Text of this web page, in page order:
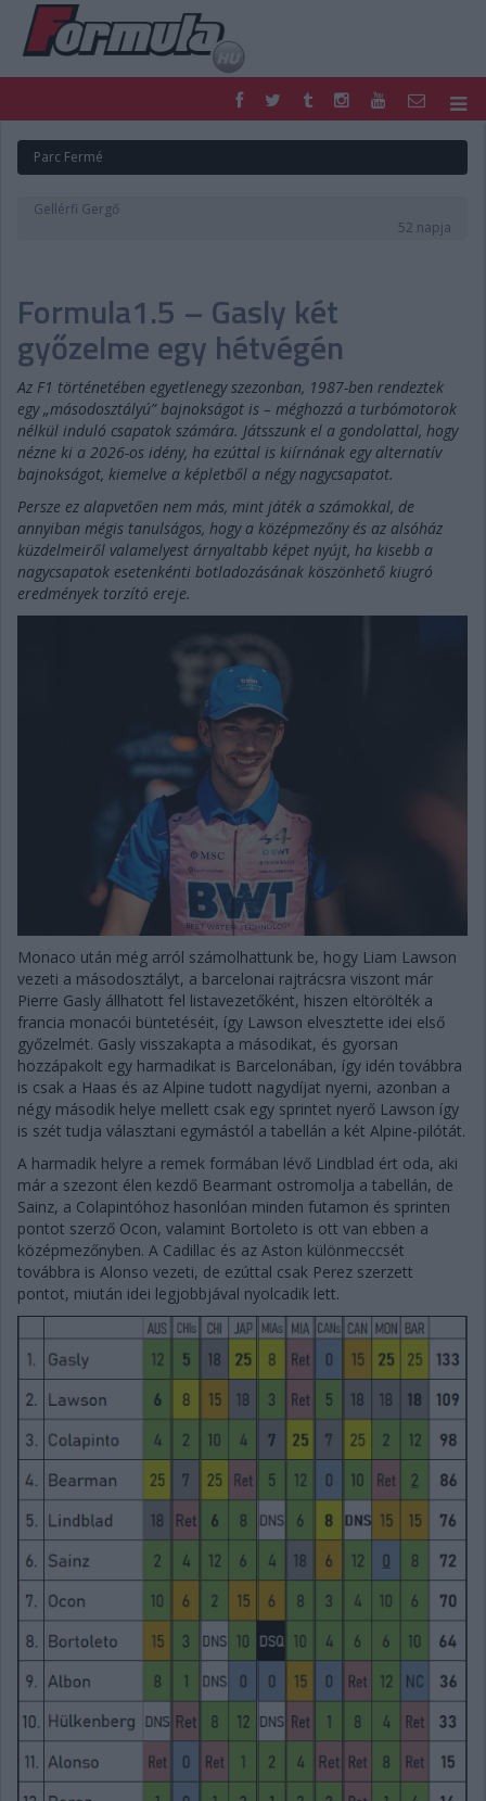
FORMULA
MOTOR
NEMZETKÖZI
DIGITÁLIS MAGAZIN
PONTÁLLÁSOK
VERSENYNAPTÁRAK
Parc Fermé
Gellérfi Gergő
52 napja
Formula1.5 – Gasly két
győzelme egy hétvégén
Az F1 történetében egyetlenegy szezonban, 1987-ben rendeztek
egy „másodosztályú” bajnokságot is – méghozzá a turbómotorok
nélkül induló csapatok számára. Játsszunk el a gondolattal, hogy
nézne ki a 2026-os idény, ha ezúttal is kiírnának egy alternatív
bajnokságot, kiemelve a képletből a négy nagycsapatot.
Persze ez alapvetően nem más, mint játék a számokkal, de
annyiban mégis tanulságos, hogy a középmezőny és az alsóház
küzdelmeiről valamelyest árnyaltabb képet nyújt, ha kisebb a
nagycsapatok esetenkénti botladozásának köszönhető kiugró
eredmények torzító ereje.
Monaco után még arról számolhattunk be, hogy Liam Lawson
vezeti a másodosztályt, a barcelonai rajtrácsra viszont már
Pierre Gasly állhatott fel listavezetőként, hiszen eltörölték a
francia monacói büntetéséit, így Lawson elvesztette idei első
győzelmét. Gasly visszakapta a másodikat, és gyorsan
hozzápakolt egy harmadikat is Barcelonában, így idén továbbra
is csak a Haas és az Alpine tudott nagydíjat nyerni, azonban a
négy második helye mellett csak egy sprintet nyerő Lawson így
is szét tudja választani egymástól a tabellán a két Alpine-pilótát.
A harmadik helyre a remek formában lévő Lindblad ért oda, aki
már a szezont élen kezdő Bearmant ostromolja a tabellán, de
Sainz, a Colapintóhoz hasonlóan minden futamon és sprinten
pontot szerző Ocon, valamint Bortoleto is ott van ebben a
középmezőnyben. A Cadillac és az Aston különmeccsét
továbbra is Alonso vezeti, de ezúttal csak Perez szerzett
pontot, miután idei legjobbjával nyolcadik lett.